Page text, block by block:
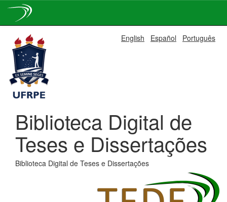
navigation
English Español Português
Biblioteca Digital de
Teses e Dissertações
Biblioteca Digital de Teses e Dissertações